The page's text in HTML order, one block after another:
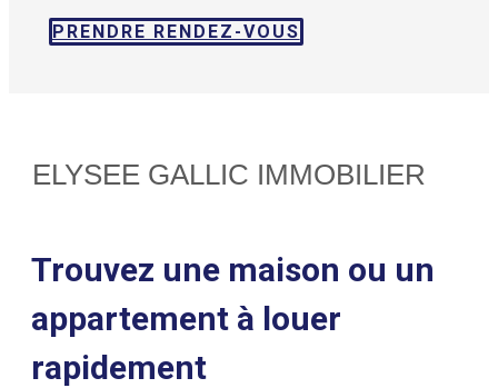
PRENDRE RENDEZ-VOUS
ELYSEE GALLIC IMMOBILIER
Trouvez une maison ou un
appartement à louer
rapidement